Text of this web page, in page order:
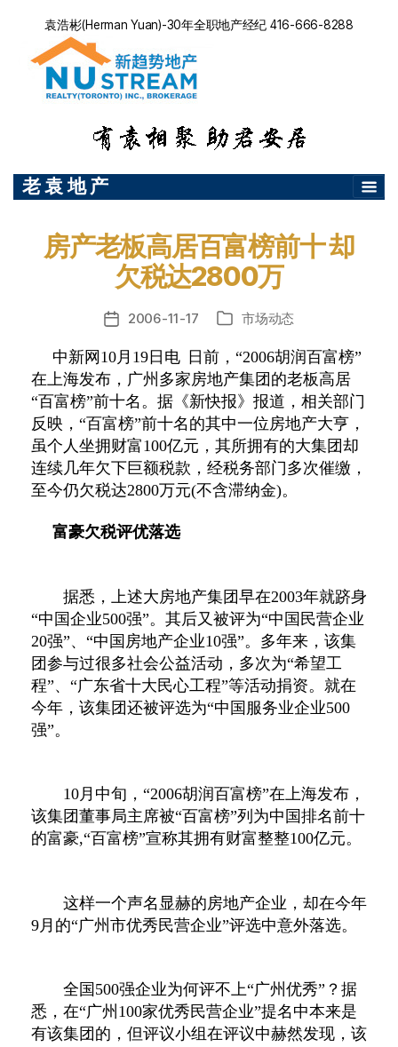
袁浩彬(Herman Yuan)-30年全职地产经纪 416-666-8288
老 袁 地 产
房产老板高居百富榜前十 却
欠税达2800万
发
日
期
2006-11-17
分 市场动态
中新网10月19日电 日前，“2006胡润百富榜”
在上海发布，广州多家房地产集团的老板高居
“百富榜”前十名。据《新快报》报道，相关部门
反映，“百富榜”前十名的其中一位房地产大亨，
虽个人坐拥财富100亿元，其所拥有的大集团却
连续几年欠下巨额税款，经税务部门多次催缴，
至今仍欠税达2800万元(不含滞纳金)。
富豪欠税评优落选
据悉，上述大房地产集团早在2003年就跻身
“中国企业500强”。其后又被评为“中国民营企业
20强”、“中国房地产企业10强”。多年来，该集
团参与过很多社会公益活动，多次为“希望工
程”、“广东省十大民心工程”等活动捐资。就在
今年，该集团还被评选为“中国服务业企业500
强”。
10月中旬，“2006胡润百富榜”在上海发布，
该集团董事局主席被“百富榜”列为中国排名前十
的富豪,“百富榜”宣称其拥有财富整整100亿元。
这样一个声名显赫的房地产企业，却在今年
9月的“广州市优秀民营企业”评选中意外落选。
全国500强企业为何评不上“广州优秀”？据
悉，在“广州100家优秀民营企业”提名中本来是
有该集团的，但评议小组在评议中赫然发现，该